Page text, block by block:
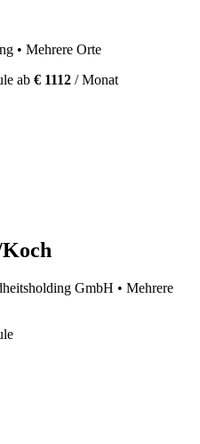
• Mehrere Orte
ab € 1112 / Monat
GmbH • Mehrere